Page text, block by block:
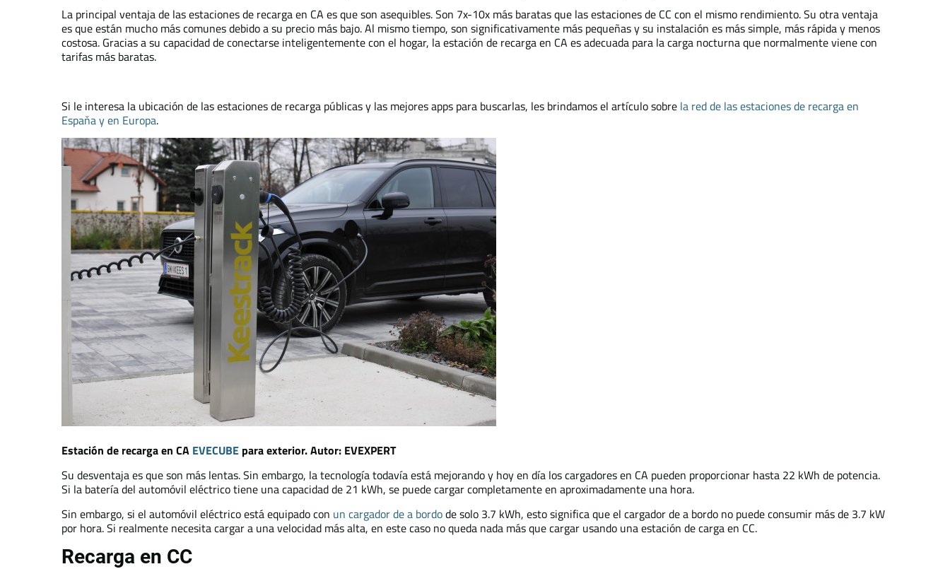
La principal ventaja de las estaciones de recarga en CA es que son asequibles. Son 7x-10x más baratas que las estaciones de CC con el mismo rendimiento. Su otra ventaja
es que están mucho más comunes debido a su precio más bajo. Al mismo tiempo, son significativamente más pequeñas y su instalación es más simple, más rápida y menos
costosa. Gracias a su capacidad de conectarse inteligentemente con el hogar, la estación de recarga en CA es adecuada para la carga nocturna que normalmente viene con
tarifas más baratas.
Si le interesa la ubicación de las estaciones de recarga públicas y las mejores apps para buscarlas, les brindamos el artículo sobre la red de las estaciones de recarga en
Espaňa y en Europa.
Estación de recarga en CA EVECUBE para exterior. Autor: EVEXPERT
Su desventaja es que son más lentas. Sin embargo, la tecnología todavía está mejorando y hoy en día los cargadores en CA pueden proporcionar hasta 22 kWh de potencia.
Si la batería del automóvil eléctrico tiene una capacidad de 21 kWh, se puede cargar completamente en aproximadamente una hora.
Sin embargo, si el automóvil eléctrico está equipado con un cargador de a bordode solo 3.7 kWh, esto significa que el cargador de a bordo no puede consumir más de 3.7 kW
por hora. Si realmente necesita cargar a una velocidad más alta, en este caso no queda nada más que cargar usando una estación de carga en CC.
Recarga en CC